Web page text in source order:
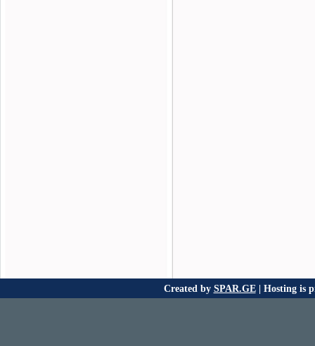
Created by SPAR.GE| Hosting is